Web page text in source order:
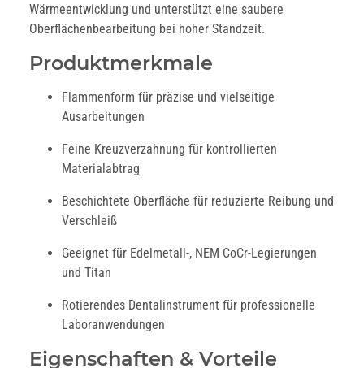
Wärmeentwicklung und unterstützt eine saubere
Oberflächenbearbeitung bei hoher Standzeit.
Produktmerkmale
Flammenform für präzise und vielseitige
Ausarbeitungen
Feine Kreuzverzahnung für kontrollierten
Materialabtrag
Beschichtete Oberfläche für reduzierte Reibung und
Verschleiß
Geeignet für Edelmetall-, NEM CoCr-Legierungen
und Titan
Rotierendes Dentalinstrument für professionelle
Laboranwendungen
Eigenschaften & Vorteile